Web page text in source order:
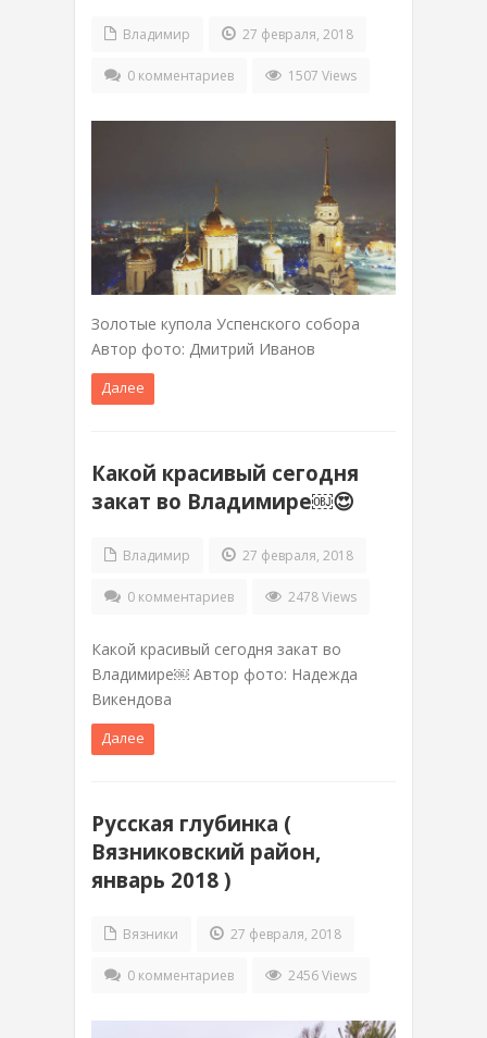
Владимир 27 февраля, 2018
0 комментариев 1507 Views
Золотые купола Успенского собора
Автор фото: Дмитрий Иванов
Далее
Какой красивый сегодня
закат во Владимире￼😍
Владимир 27 февраля, 2018
0 комментариев 2478 Views
Какой красивый сегодня закат во
Владимире￼ Автор фото: Надежда
Викендова
Далее
Русская глубинка (
Вязниковский район,
январь 2018 )
Вязники 27 февраля, 2018
0 комментариев 2456 Views